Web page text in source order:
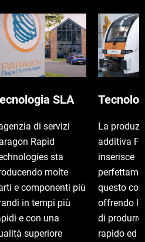
SLA
di servizi
Rapid
sta
molte
e componenti più
in tempi più
e con una
superiore
La
additiva
inserisce
questo
offrendo
di
rapido ed